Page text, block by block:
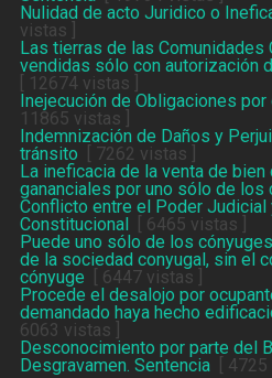
Nulidad de acto Juridico o
vistas ]
Las tierras de las
vendidas sólo con autorización
[ 12674 vistas ]
Inejecución de Obligaciones
11865 vistas ]
Indemnización de Daños y
tránsito [ 7262 vistas ]
La ineficacia de la venta de
gananciales por uno sólo de los
Conflicto entre el Poder Judicial
Constitucional
[ 6465 vistas ]
Puede uno sólo de los
de la sociedad conyugal, sin el
cónyuge [ 6447 vistas ]
Procede el desalojo por
demandado haya hecho
6063 vistas ]
Desconocimiento por parte del
Desgravamen. Sentencia[ 4725